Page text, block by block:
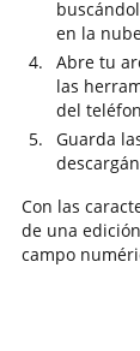
en la
Abre tu
las
del
Guarda
Con las
de una
campo